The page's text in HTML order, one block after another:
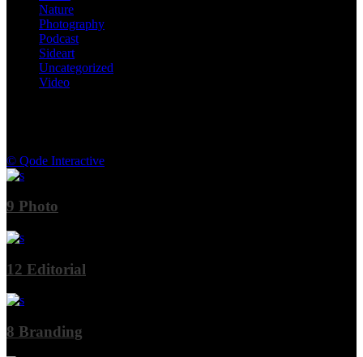
Nature
Photography
Podcast
Sideart
Uncategorized
Video
© Qode Interactive
9 Photo
12 Editorial
8 Branding